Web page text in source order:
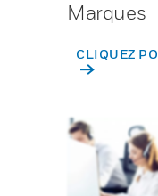
Marques
CLIQUEZ